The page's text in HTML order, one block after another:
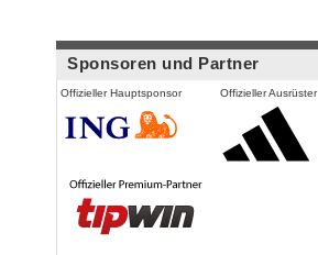
Sponsoren und Partner
Offizieller Hauptsponsor Offizieller Ausrüster